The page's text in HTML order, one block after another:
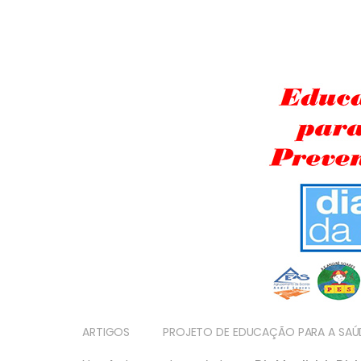
ARTIGOS PROJETO DE EDUCAÇÃO PARA A